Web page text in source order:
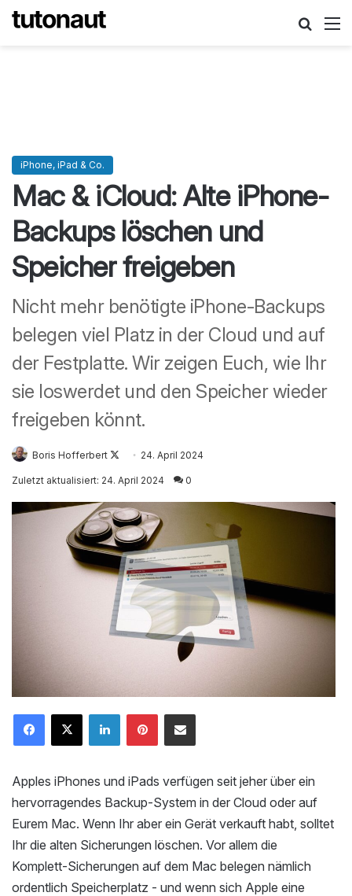
iPhone, iPad & Co.
Mac & iCloud: Alte iPhone-
Backups löschen und
Speicher freigeben
Nicht mehr benötigte iPhone-Backups
belegen viel Platz in der Cloud und auf
der Festplatte. Wir zeigen Euch, wie Ihr
sie loswerdet und den Speicher wieder
freigeben könnt.
Boris Hofferbert
Follow24. April 2024
Zuletzt aktualisiert: 24. April 2024 0
LinkedInPinterestMailen
Apples iPhones und iPads verfügen seit jeher über ein
hervorragendes Backup-System in der Cloud oder auf
Eurem Mac. Wenn Ihr aber ein Gerät verkauft habt, solltet
Ihr die alten Sicherungen löschen. Vor allem die
Komplett-Sicherungen auf dem Mac belegen nämlich
ordentlich Speicherplatz - und wenn sich Apple eine